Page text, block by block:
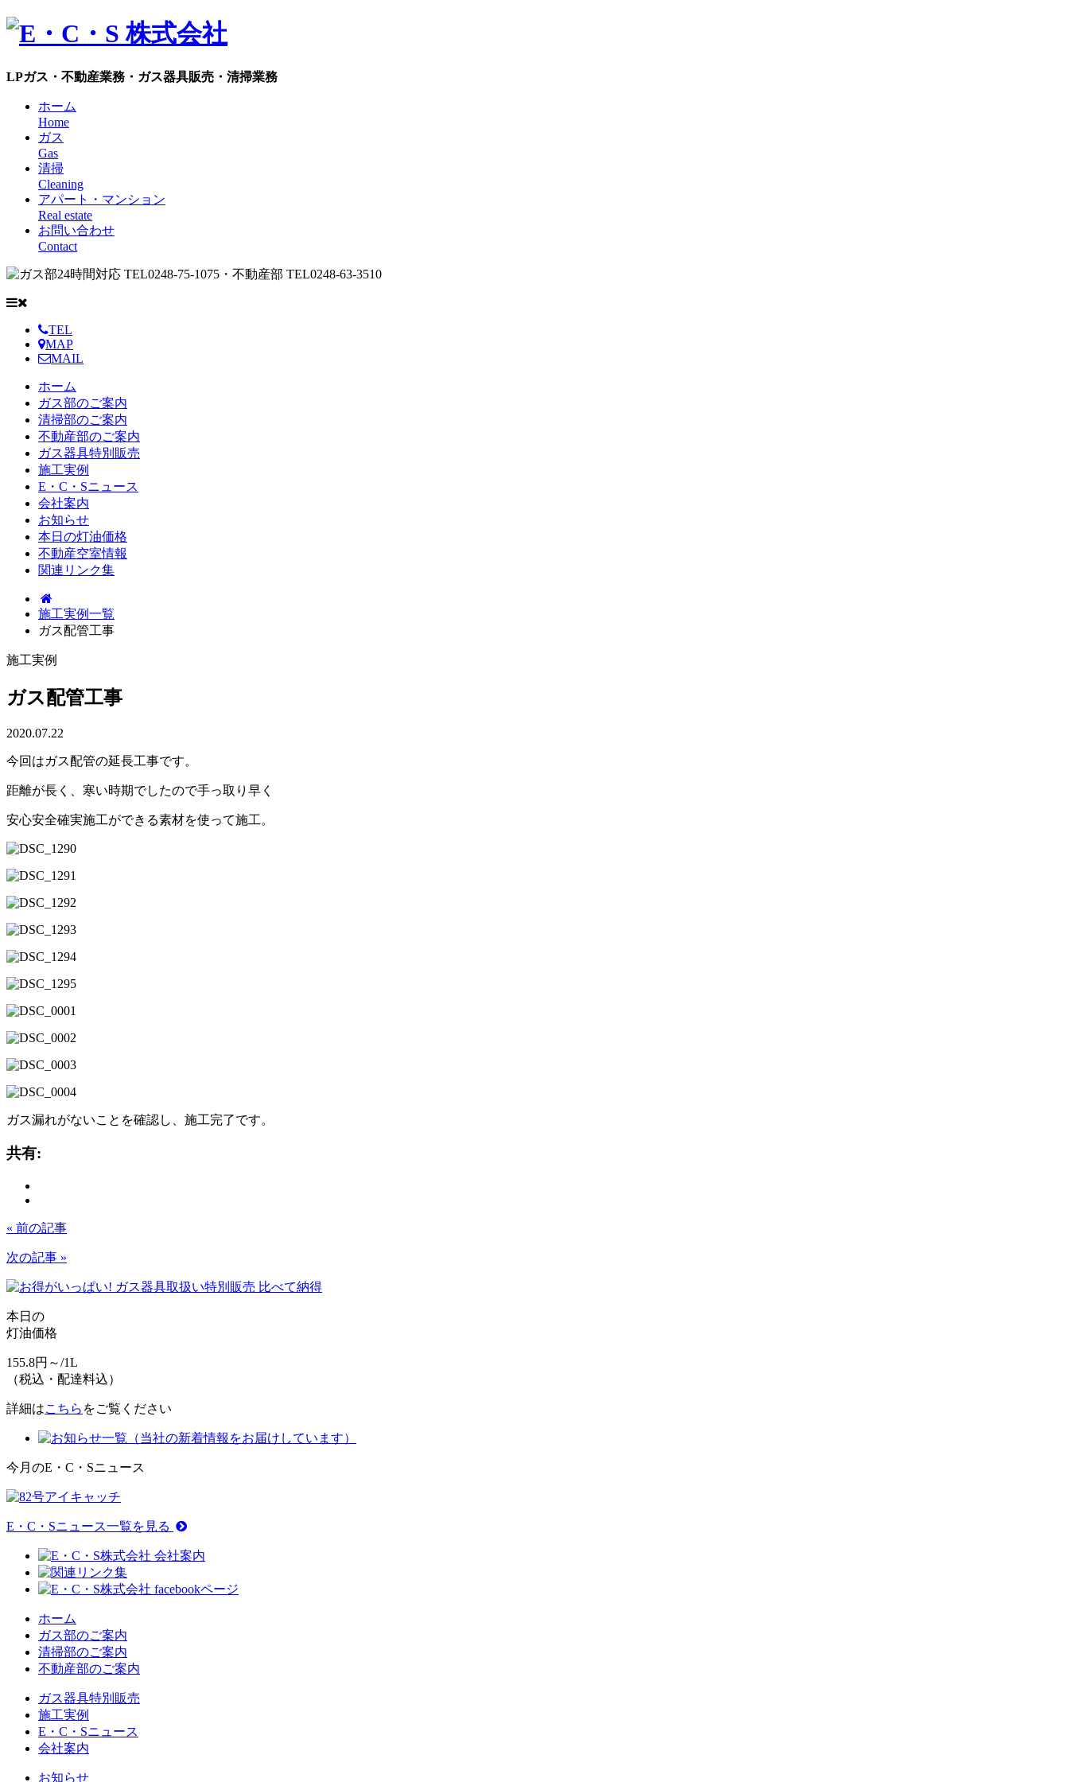
LPガス・不動産業務・ガス器具販売・清掃業務
ホーム
Home
ガス
Gas
清掃
Cleaning
アパート・マンション
Real estate
お問い合わせ
Contact
TEL
MAP
MAIL
ホーム
ガス部のご案内
清掃部のご案内
不動産部のご案内
ガス器具特別販売
施工実例
E・C・Sニュース
会社案内
お知らせ
本日の灯油価格
不動産空室情報
関連リンク集
施工実例一覧
ガス配管工事
施工実例
ガス配管工事
2020.07.22
今回はガス配管の延長工事です。
距離が長く、寒い時期でしたので手っ取り早く
安心安全確実施工ができる素材を使って施工。
ガス漏れがないことを確認し、施工完了です。
共有:
« 前の記事
次の記事 »
本日の
灯油価格
155.8円～/1L
（税込・配達料込）
詳細はこちら をご覧ください
今月のE・C・Sニュース
E・C・Sニュース一覧を見る
ホーム
ガス部のご案内
清掃部のご案内
不動産部のご案内
ガス器具特別販売
施工実例
E・C・Sニュース
会社案内
お知らせ